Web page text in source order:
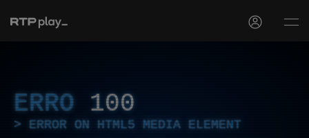
ERRO 100
ERROR ON HTML5 MEDIA ELEMENT